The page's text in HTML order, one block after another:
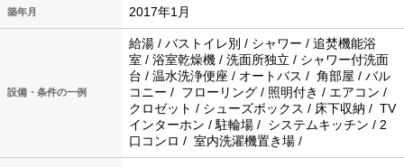
築年月 2017年1月
設備・条件の一例
給湯 / バストイレ別 / シャワー / 追焚機能浴
室 / 浴室乾燥機 / 洗面所独立 / シャワー付洗面
台 / 温水洗浄便座 / オートバス / 角部屋 / バル
コニー / フローリング / 照明付き / エアコン /
クロゼット / シューズボックス / 床下収納 / TV
インターホン / 駐輪場 / システムキッチン / 2
口コンロ / 室内洗濯機置き場 /